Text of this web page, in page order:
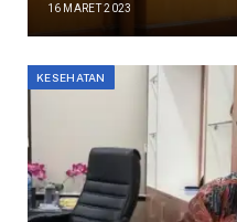
16 MARET 2023
KESEHATAN